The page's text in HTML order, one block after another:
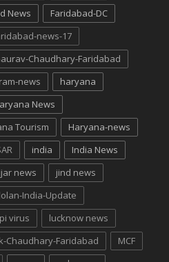
News
Faridabad-DC
news-17
Chaudhary-Faridabad
news
haryana
News
Tourism
Haryana-news
india
India News
news
jind news
India-Update
virus
lucknow news
Chaudhary-Faridabad
MCF